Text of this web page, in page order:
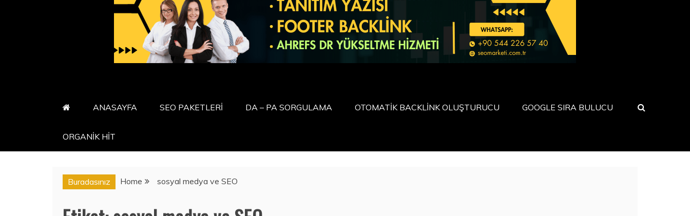
ANASAYFA SEO PAKETLERİ DA – PA SORGULAMA OTOMATİK BACKLİNK OLUŞTURUCU GOOGLE SIRA BULUCU
ORGANİK HİT
Buradasınız Home sosyal medya ve SEO